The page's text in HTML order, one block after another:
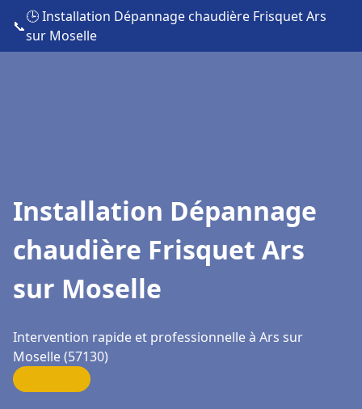
📞
🕒 Installation Dépannage chaudière Frisquet Ars
sur Moselle
Installation Dépannage
chaudière Frisquet Ars
sur Moselle
Intervention rapide et professionnelle à Ars sur
Moselle (57130)